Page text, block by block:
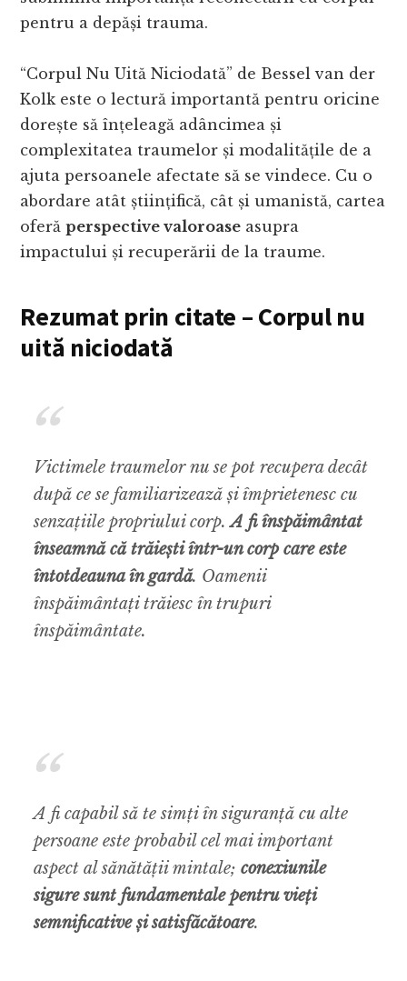
pentru a depăși trauma.
“Corpul Nu Uită Niciodată” de Bessel van der
Kolk este o lectură importantă pentru oricine
dorește să înțeleagă adâncimea și
complexitatea traumelor și modalitățile de a
ajuta persoanele afectate să se vindece. Cu o
abordare atât științifică, cât și umanistă, cartea
oferăperspective valoroase asupra
impactului și recuperării de la traume.
Rezumat prin citate – Corpul nu
uită niciodată
Victimele traumelor nu se pot recupera decât
după ce se familiarizează și împrietenesc cu
senzațiile propriului corp.A fi înspăimântat
înseamnă că trăiești într-un corp care este
întotdeauna în gardă. Oamenii
înspăimântați trăiesc în trupuri
înspăimântate.
A fi capabil să te simți în siguranță cu alte
persoane este probabil cel mai important
aspect al sănătății mintale;conexiunile
sigure sunt fundamentale pentru vieți
semnificative și satisfăcătoare.